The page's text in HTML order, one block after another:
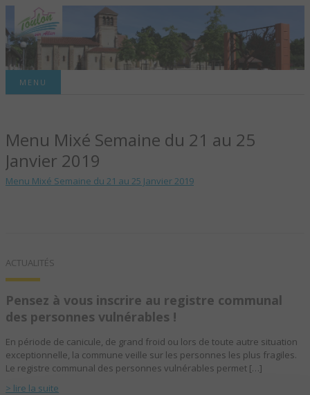
TOULON-SUR-
ALLIER – SITE
OFFICIEL DE LA
MENU
Menu Mixé Semaine du 21 au 25
Janvier 2019
Menu Mixé Semaine du 21 au 25 Janvier 2019
ACTUALITÉS
Pensez à vous inscrire au registre communal
des personnes vulnérables !
En période de canicule, de grand froid ou lors de toute autre situation
exceptionnelle, la commune veille sur les personnes les plus fragiles.
Le registre communal des personnes vulnérables permet […]
> lire la suite